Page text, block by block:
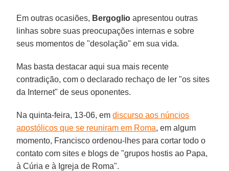
Em outras ocasiões, Bergoglio apresentou outras
linhas sobre suas preocupações internas e sobre
seus momentos de "desolação" em sua vida.
Mas basta destacar aqui sua mais recente
contradição, com o declarado rechaço de ler "os sites
da Internet" de seus oponentes.
Na quinta-feira, 13-06, emdiscurso aos núncios
apostólicos que se reuniram em Roma, em algum
momento, Francisco ordenou-lhes para cortar todo o
contato com sites e blogs de "grupos hostis ao Papa,
à Cúria e à Igreja de Roma".